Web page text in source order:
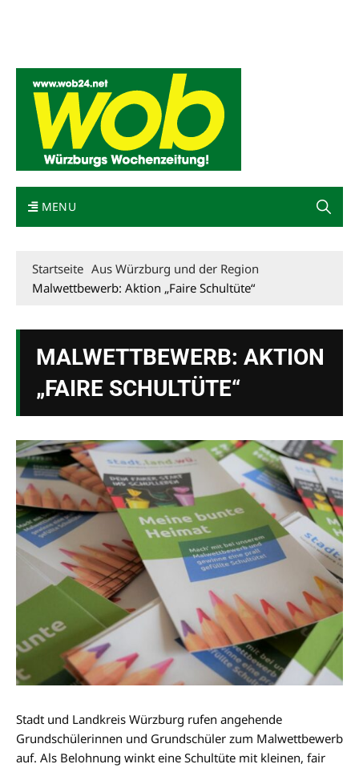
MENU
Startseite Aus Würzburg und der Region
Malwettbewerb: Aktion „Faire Schultüte“
MALWETTBEWERB: AKTION
„FAIRE SCHULTÜTE“
Stadt und Landkreis Würzburg rufen angehende
Grundschülerinnen und Grundschüler zum Malwettbewerb
auf. Als Belohnung winkt eine Schultüte mit kleinen, fair